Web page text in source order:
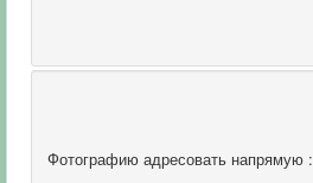
Фотографию адресовать напрямую :